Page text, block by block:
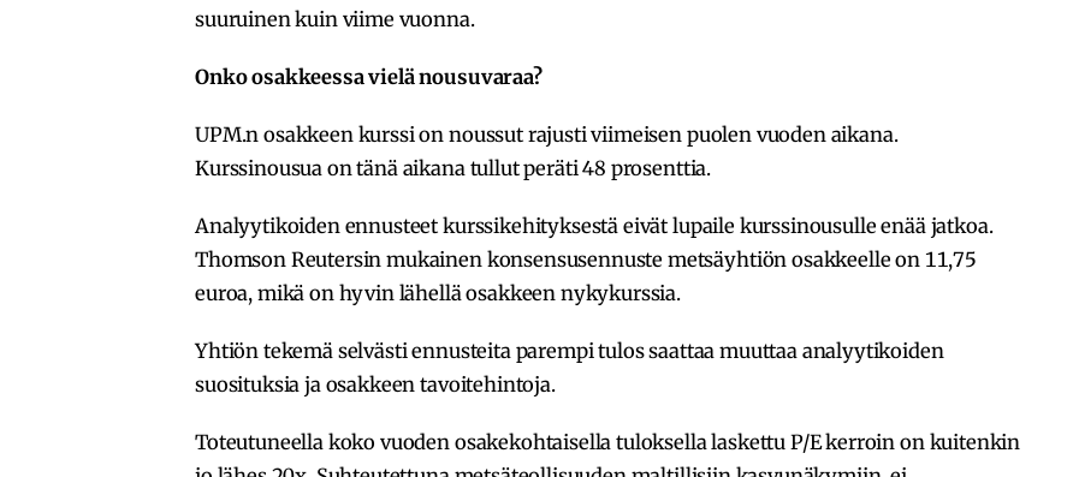
suuruinen kuin viime vuonna.
Onko osakkeessa vielä nousuvaraa?
UPM.n osakkeen kurssi on noussut rajusti viimeisen puolen vuoden aikana.
Kurssinousua on tänä aikana tullut peräti 48 prosenttia.
Analyytikoiden ennusteet kurssikehityksestä eivät lupaile kurssinousulle enää jatkoa.
Thomson Reutersin mukainen konsensusennuste metsäyhtiön osakkeelle on 11,75
euroa, mikä on hyvin lähellä osakkeen nykykurssia.
Yhtiön tekemä selvästi ennusteita parempi tulos saattaa muuttaa analyytikoiden
suosituksia ja osakkeen tavoitehintoja.
Toteutuneella koko vuoden osakekohtaisella tuloksella laskettu P/E kerroin on kuitenkin